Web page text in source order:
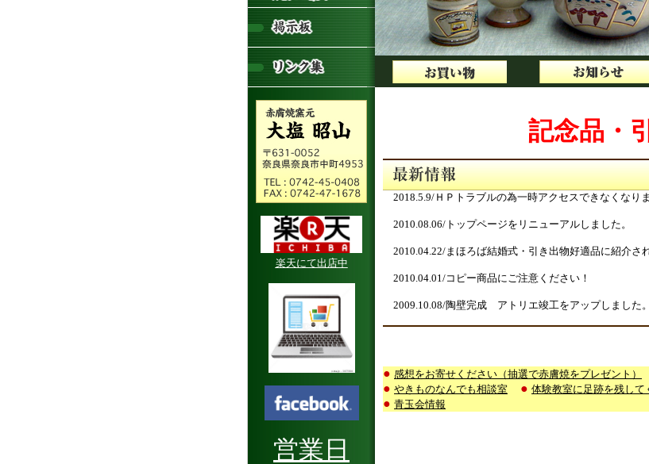
楽天にて出店中
営業日
記念品・
2018.5.9/ＨＰトラブルの為一時アクセスできなくなりま
2010.08.06/トップページをリニューアルしました。
2010.04.22/まほろば結婚式・引き出物好適品に紹介さ
2010.04.01/コピー商品にご注意ください！
2009.10.08/陶壁完成 アトリエ竣工をアップしました。
● 感想をお寄せください（抽選で赤膚焼をプレゼント）
● やきものなんでも相談室 ● 体験教室に足跡を残して
● 青玉会情報